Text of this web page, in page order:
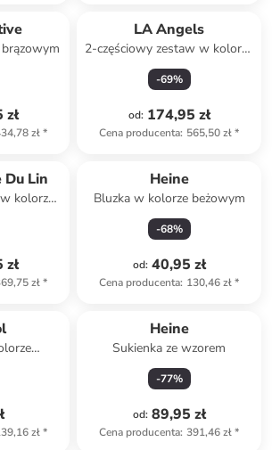
zł
zł*
LA Angels
2-częściowy zestaw w kolorze
błękitnym
-69%
od: 174,95 zł
Cena producenta: 565,50 zł*
Du Lin
kolorze
zł
zł*
Heine
Bluzka w kolorze beżowym
-68%
od: 40,95 zł
Cena producenta: 130,46 zł*
zł*
Heine
Sukienka ze wzorem
-77%
od: 89,95 zł
Cena producenta: 391,46 zł*